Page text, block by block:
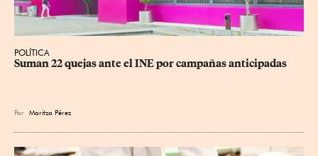
POLÍTICA
Suman 22 quejas ante el INE por campañas anticipadas
Por Maritza Pérez